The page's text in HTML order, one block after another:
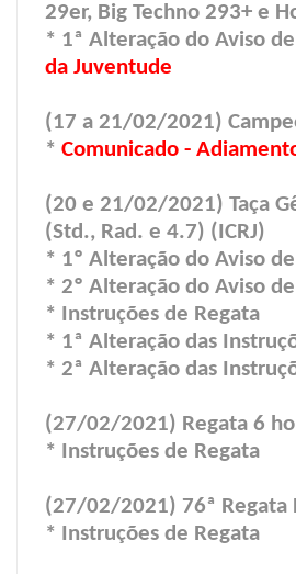
29er, Big Techno 293+ e
* 1ª Alteração do Aviso
da Juventude
(17 a 21/02/2021)
* Comunicado -
(20 e 21/02/2021) Taça
(Std., Rad. e 4.7) (ICRJ)
* 1º Alteração do Aviso
* 2º Alteração do Aviso
* Instruções de Regata
* 1ª Alteração das
* 2ª Alteração das
(27/02/2021) Regata 6
* Instruções de Regata
(27/02/2021) 76ª Regata
* Instruções de Regata